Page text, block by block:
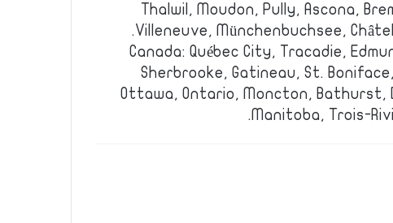
Thalwil, Moudon, Pully, Ascona,
Villeneuve, Münchenbuchsee,
Canada: Québec City, Tracadie,
Sherbrooke, Gatineau, St.
Ottawa, Ontario, Moncton, Bathurst,
Manitoba, Trois-